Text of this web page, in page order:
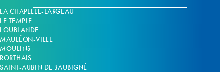
LA CHAPELLE-LARGEAU
LE TEMPLE
LOUBLANDE
MAULÉON-VILLE
MOULINS
RORTHAIS
SAINT-AUBIN DE BAUBIGNÉ